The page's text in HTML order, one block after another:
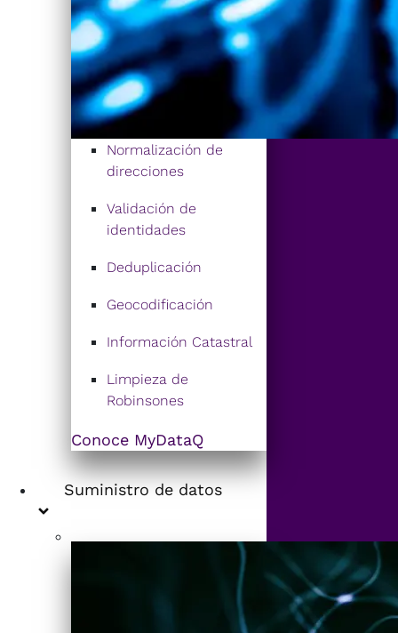
Normalización de
direcciones
Validación de
identidades
Deduplicación
Geocodificación
Información Catastral
Limpieza de
Robinsones
Conoce MyDataQ
Suministro de datos